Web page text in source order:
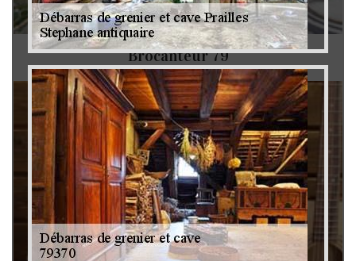
Brocanteur 79